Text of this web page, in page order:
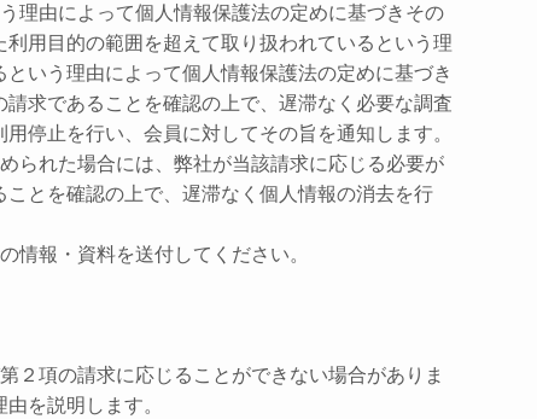
由によって個人情報保護法の定めに基づきその
用目的の範囲を超えて取り扱われているという理
いう理由によって個人情報保護法の定めに基づき
求であることを確認の上で、遅滞なく必要な調査
停止を行い、会員に対してその旨を通知します。
れた場合には、弊社が当該請求に応じる必要が
とを確認の上で、遅滞なく個人情報の消去を行
報・資料を送付してください。
項の請求に応じることができない場合がありま
を説明します。